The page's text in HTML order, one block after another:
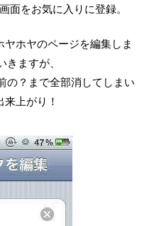
をお気に入りに登録。
ホヤのページを編集しま
ますが、
の？まで全部消してしまい
上がり！